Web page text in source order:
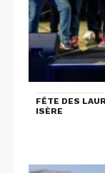
FÊTE DES
ISÈRE